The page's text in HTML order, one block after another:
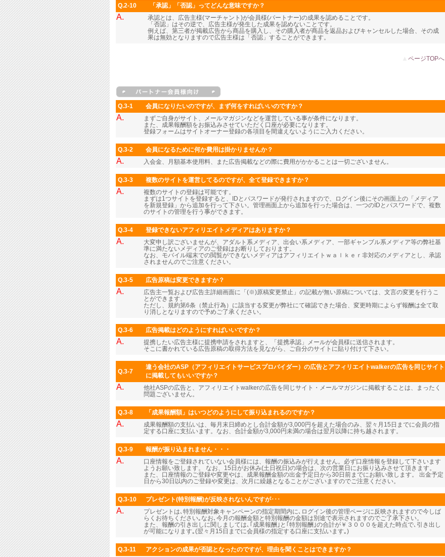
Q.2-10 「承認」「否認」ってどんな意味ですか？
A.
承認とは、広告主様(マーチャント)が会員様(パートナー)の成果を認めることです。
「否認」はその逆で、広告主様が発生した成果を認めないことです。
例えば、第三者が掲載広告から商品を購入し、その購入者が商品を返品およびキャンセルした場合、その成
果は無効となりますので広告主様は「否認」することができます。
ページTOPへ
Q.3-1 会員になりたいのですが、まず何をすればいいのですか？
A.
まずご自身がサイト、メールマガジンなどを運営している事が条件になります。
また、成果報酬額をお振込みさせていただく口座が必要になります。
登録フォームはサイトオーナー登録の各項目を間違えないようにご入力ください。
Q.3-2 会員になるために何か費用は掛かりませんか？
A. 入会金、月額基本使用料、また広告掲載などの際に費用がかかることは一切ございません。
Q.3-3 複数のサイトを運営してるのですが、全て登録できますか？
A.
複数のサイトの登録は可能です。
まずは1つサイトを登録すると、IDとパスワードが発行されますので、ログイン後にその画面上の「メディア
を新規登録」から追加を行って下さい。管理画面上から追加を行った場合は、一つのIDとパスワードで、複数
のサイトの管理を行う事ができます。
Q.3-4 登録できないアフィリエイトメディアはありますか？
A.
大変申し訳ございませんが、アダルト系メディア、出会い系メディア、一部ギャンブル系メディア等の弊社基
準に満たないメディアのご登録はお断りしております。
なお、モバイル端末での閲覧ができないメディアはアフィリエイトｗａｌｋｅｒ非対応のメディアとし、承認
されませんのでご注意ください。
Q.3-5 広告原稿は変更できますか？
A.
広告主一覧および広告主詳細画面に「(※)原稿変更禁止」の記載が無い原稿については、文言の変更を行うこ
とができます。
ただし、規約第6条（禁止行為）に該当する変更が弊社にて確認できた場合、変更時期によらず報酬は全て取
り消しとなりますので予めご了承ください。
Q.3-6 広告掲載はどのようにすればいいですか？
A.
提携したい広告主様に提携申請をされますと、「提携承認」メールが会員様に送信されます。
そこに書かれている広告原稿の取得方法を見ながら、ご自分のサイトに貼り付けて下さい。
Q.3-7
違う会社のASP（アフィリエイトサービスプロバイダー）の広告とアフィリエイトwalkerの広告を同じサイト
に掲載してもいいですか？
A.
他社ASPの広告と、アフィリエイトwalkerの広告を同じサイト・メールマガジンに掲載することは、まったく
問題ございません。
Q.3-8 「成果報酬額」はいつどのようにして振り込まれるのですか？
A.
成果報酬額の支払いは、毎月末日締めとし合計金額が3,000円を超えた場合のみ、翌々月15日までに会員の指
定する口座に支払います。なお、合計金額が3,000円未満の場合は翌月以降に持ち越されます。
Q.3-9 報酬が振り込まれません・・・
A.
口座情報をご登録されていない会員様には、報酬の振込みが行えません。必ず口座情報を登録して下さいます
ようお願い致します。 なお、15日がお休み(土日祝日)の場合は、次の営業日にお振り込みさせて頂きます。
また、口座情報のご登録や変更やは、成果報酬金額の出金予定日から30日前までにお願い致します。 出金予定
日から30日以内のご登録や変更は、次月に繰越となることがございますのでご注意ください。
Q.3-10 プレゼント(特別報酬)が反映されないんですが･･･
A.
プレゼントは､特別報酬対象キャンペーンの指定期間内に､ログイン後の管理ページに反映されますので今しば
らくお待ちください｡なお､今月の報酬金額と特別報酬の金額は別途で表示されますのでご了承下さい。
また、報酬の引き出しに関しましては､｢成果報酬｣と｢特別報酬｣の合計が￥３０００を超えた時点で､引き出し
が可能になります｡(翌々月15日までに会員様の指定する口座に支払います｡)
Q.3-11 アクションの成果が否認となったのですが、理由を聞くことはできますか？